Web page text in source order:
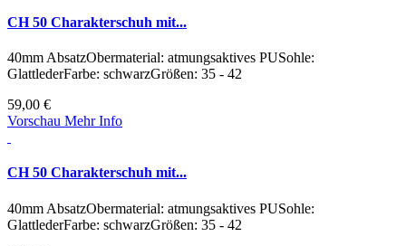
CH 50 Charakterschuh mit...
40mm AbsatzObermaterial: atmungsaktives PUSohle:
GlattlederFarbe: schwarzGrößen: 35 - 42
59,00 €
Vorschau Mehr Info
CH 50 Charakterschuh mit...
40mm AbsatzObermaterial: atmungsaktives PUSohle:
GlattlederFarbe: schwarzGrößen: 35 - 42